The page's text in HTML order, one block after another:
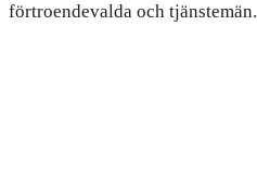
förtroendevalda och tjänstemän.